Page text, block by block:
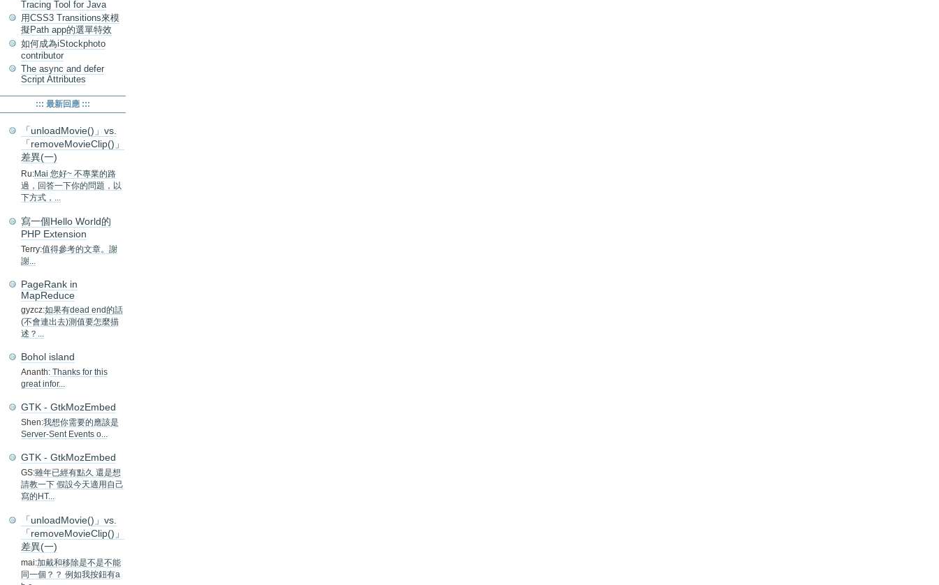
Tracing Tool for Java
用CSS3 Transitions來模
擬Path app的選單特效
如何成為iStockphoto
contributor
The async and defer
Script Attributes
::: 最新回應 :::
「unloadMovie()」vs.
「removeMovieClip()」
差異(一)
Ru:Mai 您好~ 不專業的路
過，回答一下你的問題，以
下方式，...
寫一個Hello World的
PHP Extension
Terry:值得參考的文章。謝
謝...
PageRank in
MapReduce
gyzcz:如果有dead end的話
(不會連出去)測值要怎麼描
述？...
Bohol island
Ananth: Thanks for this
great infor...
GTK - GtkMozEmbed
Shen:我想你需要的應該是
Server-Sent Events o...
GTK - GtkMozEmbed
GS:雖年已經有點久 還是想
請教一下 假設今天適用自己
寫的HT...
「unloadMovie()」vs.
「removeMovieClip()」
差異(一)
mai:加戴和移除是不是不能
同一個？？ 例如我按鈕有a